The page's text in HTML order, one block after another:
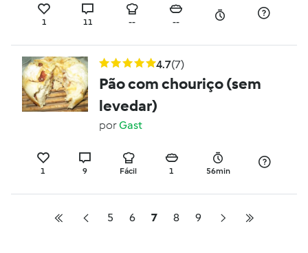
1 11 -- --
4.7(7)
Pão com chouriço (sem
levedar)
porGast
1 9 Fácil 1 56min
5 6 7 8 9